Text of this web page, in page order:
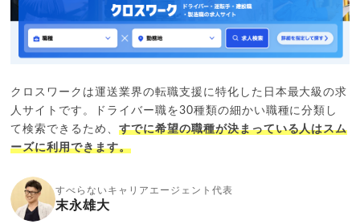
クロスワークは運送業界の転職支援に特化した日本最大級の求
人サイトです。ドライバー職を30種類の細かい職種に分類し
て検索できるため、すでに希望の職種が決まっている人はスム
ーズに利用できます。
すべらないキャリアエージェント代表
末永雄大